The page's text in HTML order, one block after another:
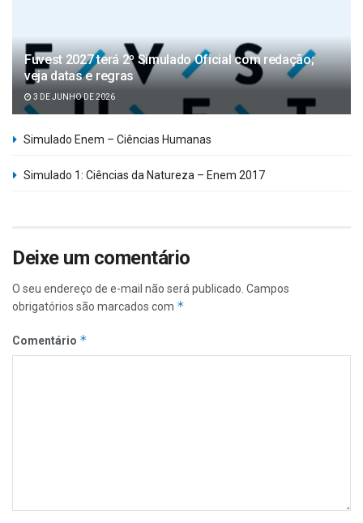
Fuvest 2027 terá 2º Simulado Oficial com redação;
veja datas e regras
3 DE JUNHO DE 2026
Simulado Enem – Ciências Humanas
Simulado 1: Ciências da Natureza – Enem 2017
Deixe um comentário
O seu endereço de e-mail não será publicado. Campos
obrigatórios são marcados com *
Comentário *